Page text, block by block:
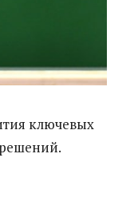
ключевых